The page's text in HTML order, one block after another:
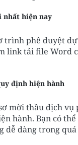
nhất hiện nay
phê duyệt
link tải file Word
định hiện hành
mời thầu dịch
hành. Bạn có
dễ dàng trong